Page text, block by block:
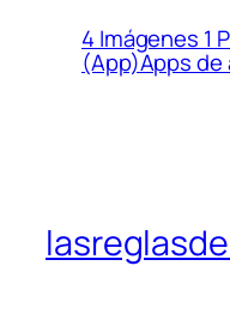
4 Imágenes 1
(App)Apps